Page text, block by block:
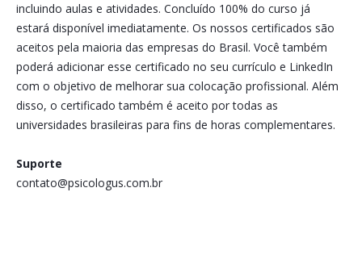
incluindo aulas e atividades. Concluído 100% do curso já
estará disponível imediatamente. Os nossos certificados são
aceitos pela maioria das empresas do Brasil. Você também
poderá adicionar esse certificado no seu currículo e LinkedIn
com o objetivo de melhorar sua colocação profissional. Além
disso, o certificado também é aceito por todas as
universidades brasileiras para fins de horas complementares.
Suporte
contato@psicologus.com.br